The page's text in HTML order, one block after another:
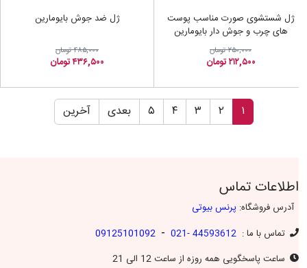
ژل شستشوی صورت مناسب پوست
های چرب و جوش دار بایومارین
۲۵۰,۰۰۰ تومان
۲۱۲,۵۰۰ تومان
ژل ضد جوش بایومارین
۴۸۵,۰۰۰ تومان
۴۳۶,۵۰۰ تومان
بعدی آخرین
اطلاعات تماس
آدرس فروشگاه:پرنس بیوتی
تماس با ما :44593612 -021
-
09125101092
ساعت پاسخگویی همه روزه از ساعت 12 الی 21